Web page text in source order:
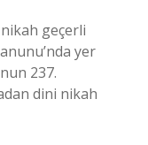
geçerli
yer
237.
dini nikah